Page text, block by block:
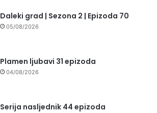
Daleki grad | Sezona 2 | Epizoda 70
05/08/2026
Plamen ljubavi 31 epizoda
04/08/2026
Serija nasljednik 44 epizoda